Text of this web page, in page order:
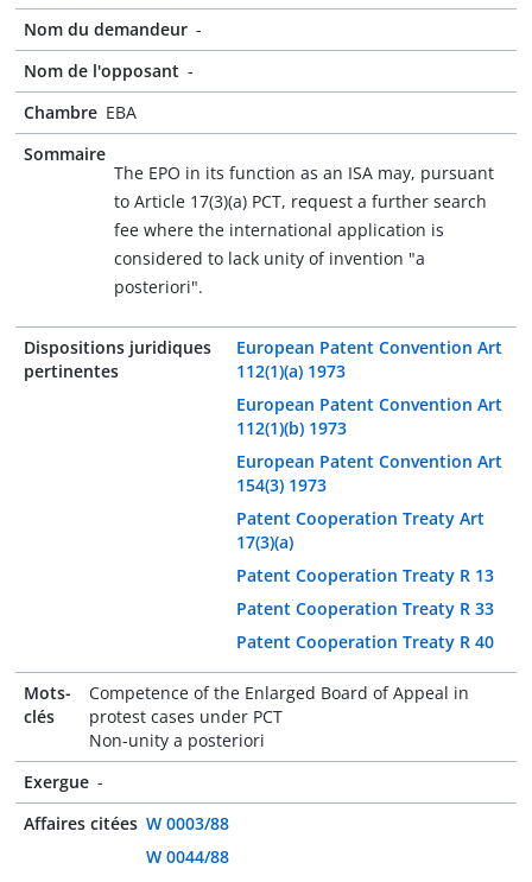
Nom du demandeur -
Nom de l'opposant -
Chambre EBA
Sommaire
The EPO in its function as an ISA may, pursuant
to Article 17(3)(a) PCT, request a further search
fee where the international application is
considered to lack unity of invention "a
posteriori".
Dispositions juridiques
pertinentes
European Patent Convention Art
112(1)(a) 1973
European Patent Convention Art
112(1)(b) 1973
European Patent Convention Art
154(3) 1973
Patent Cooperation Treaty Art
17(3)(a)
Patent Cooperation Treaty R 13
Patent Cooperation Treaty R 33
Patent Cooperation Treaty R 40
Mots-
clés
Competence of the Enlarged Board of Appeal in
protest cases under PCT
Non-unity a posteriori
Exergue -
Affaires citées W 0003/88
W 0044/88